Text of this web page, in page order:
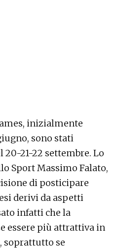
inizialmente
sono stati
20-21-22 settembre. Lo
Sport Massimo Falato,
di posticipare
derivi da aspetti
infatti che la
essere più attrattiva in
soprattutto se